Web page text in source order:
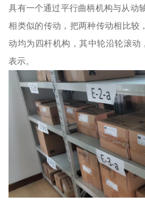
具有一个通过平行曲柄机构与从动
相类似的传动，把两种传动相比较
动均为四杆机构，其中轮沿轮滚
表示。